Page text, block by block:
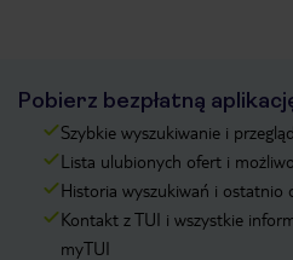
Pobierz bezpłatną
Szybkie wyszukiwanie i
Lista ulubionych ofert i
Historia wyszukiwań i ostatnio
Kontakt z TUI i wszystkie
myTUI